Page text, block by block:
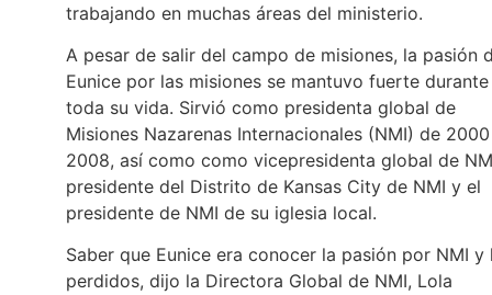
trabajando en muchas áreas del ministerio.
A pesar de salir del campo de misiones, la pasión
Eunice por las misiones se mantuvo fuerte durante
toda su vida. Sirvió como presidenta global de
Misiones Nazarenas Internacionales (NMI) de
2008, así como como vicepresidenta global de
presidente del Distrito de Kansas City de NMI y el
presidente de NMI de su iglesia local.
Saber que Eunice era conocer la pasión por NMI y
perdidos, dijo la Directora Global de NMI, Lola